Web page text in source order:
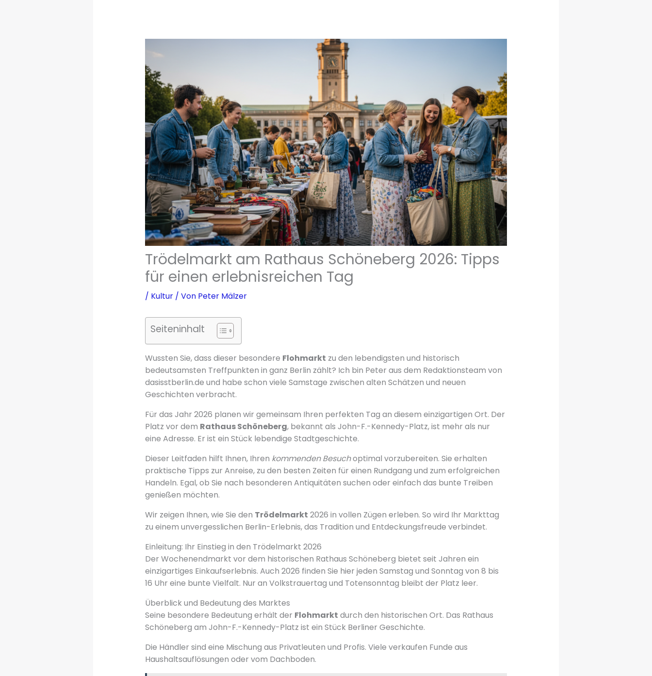
Trödelmarkt am Rathaus Schöneberg 2026: Tipps
für einen erlebnisreichen Tag
/ Kultur/ Von Peter Mälzer
Seiteninhalt
Wussten Sie, dass dieser besondere Flohmarkt zu den lebendigsten und historisch
bedeutsamsten Treffpunkten in ganz Berlin zählt? Ich bin Peter aus dem Redaktionsteam von
dasisstberlin.de und habe schon viele Samstage zwischen alten Schätzen und neuen
Geschichten verbracht.
Für das Jahr 2026 planen wir gemeinsam Ihren perfekten Tag an diesem einzigartigen Ort. Der
Platz vor dem Rathaus Schöneberg, bekannt als John-F.-Kennedy-Platz, ist mehr als nur
eine Adresse. Er ist ein Stück lebendige Stadtgeschichte.
Dieser Leitfaden hilft Ihnen, Ihren kommenden Besuchoptimal vorzubereiten. Sie erhalten
praktische Tipps zur Anreise, zu den besten Zeiten für einen Rundgang und zum erfolgreichen
Handeln. Egal, ob Sie nach besonderen Antiquitäten suchen oder einfach das bunte Treiben
genießen möchten.
Wir zeigen Ihnen, wie Sie den Trödelmarkt 2026 in vollen Zügen erleben. So wird Ihr Markttag
zu einem unvergesslichen Berlin-Erlebnis, das Tradition und Entdeckungsfreude verbindet.
Einleitung: Ihr Einstieg in den Trödelmarkt 2026
Der Wochenendmarkt vor dem historischen Rathaus Schöneberg bietet seit Jahren ein
einzigartiges Einkaufserlebnis. Auch 2026 finden Sie hier jeden Samstag und Sonntag von 8 bis
16 Uhr eine bunte Vielfalt. Nur an Volkstrauertag und Totensonntag bleibt der Platz leer.
Überblick und Bedeutung des Marktes
Seine besondere Bedeutung erhält der Flohmarkt durch den historischen Ort. Das Rathaus
Schöneberg am John-F.-Kennedy-Platz ist ein Stück Berliner Geschichte.
Die Händler sind eine Mischung aus Privatleuten und Profis. Viele verkaufen Funde aus
Haushaltsauflösungen oder vom Dachboden.